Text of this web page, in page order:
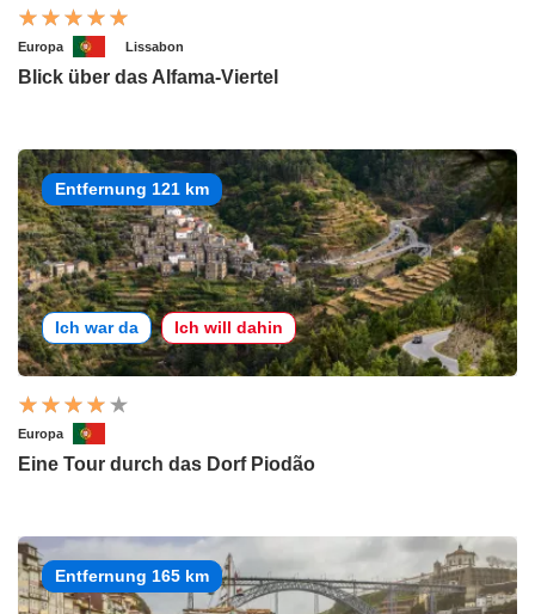
Europa Lissabon
Blick über das Alfama-Viertel
Entfernung 121 km
Ich war da Ich will dahin
Europa
Eine Tour durch das Dorf Piodão
Entfernung 165 km